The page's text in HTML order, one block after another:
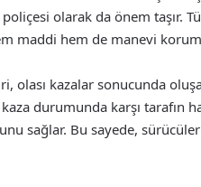
olarak da önem taşır.
maddi hem de manevi
olası kazalar sonucunda
durumunda karşı tarafın
sağlar. Bu sayede,